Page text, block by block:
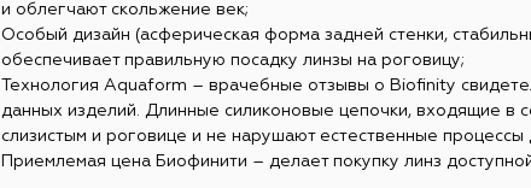
и облегчают скольжение век;
Особый дизайн (асферическая форма задней стенки,
обеспечивает правильную посадку линзы на роговицу;
Технология Aquaform – врачебные отзывы о Biofinity
данных изделий. Длинные силиконовые цепочки, входящие в
слизистым и роговице и не нарушают естественные процессы
Приемлемая цена Биофинити – делает покупку линз